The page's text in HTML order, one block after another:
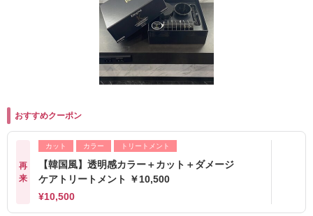
おすすめクーポン
再
来
カット カラー トリートメント
【韓国風】透明感カラー＋カット＋ダメージ
ケアトリートメント ￥10,500
¥10,500